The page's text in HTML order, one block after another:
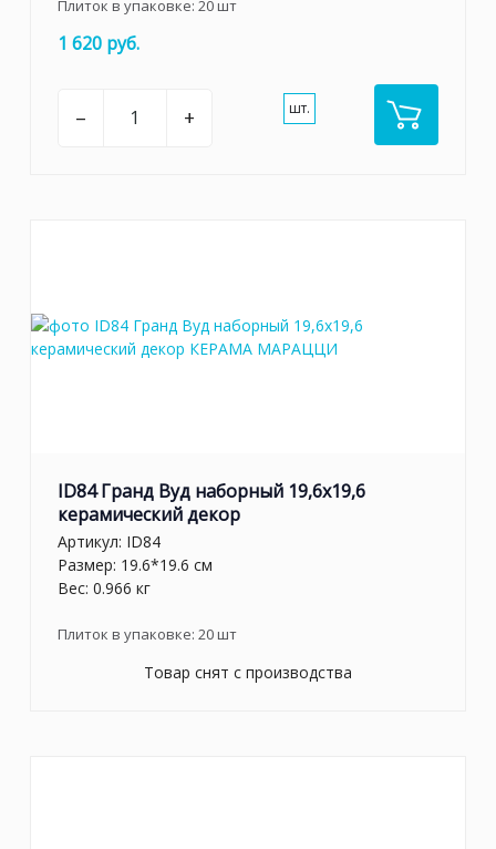
Плиток в упаковке: 20шт
1 620 руб.
– + шт.
ID84 Гранд Вуд наборный 19,6x19,6
керамический декор
Артикул: ID84
Размер: 19.6*19.6 см
Вес: 0.966 кг
Плиток в упаковке: 20шт
Товар снят с производства